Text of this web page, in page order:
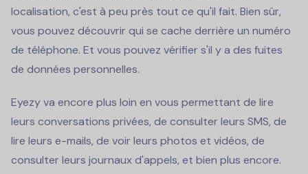
localisation, c'est à peu près tout ce qu'il fait. Bien sûr,
vous pouvez découvrir qui se cache derrière un numéro
de téléphone. Et vous pouvez vérifier s'il y a des fuites
de données personnelles.
Eyezy va encore plus loin en vous permettant de lire
leurs conversations privées, de consulter leurs SMS, de
lire leurs e-mails, de voir leurs photos et vidéos, de
consulter leurs journaux d'appels, et bien plus encore.